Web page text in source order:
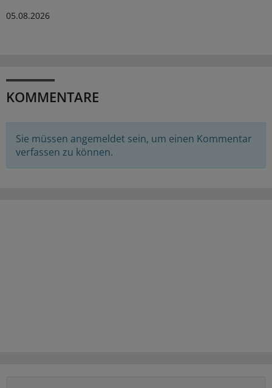
05.08.2026
KOMMENTARE
Sie müssen angemeldet sein, um einen Kommentar
verfassen zu können.